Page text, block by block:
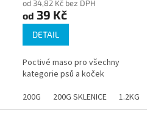
od 34,82 Kč bez DPH
od 39 Kč
DETAIL
Poctivé maso pro všechny
kategorie psů a koček
200G
200G SKLENICE 1.2KG